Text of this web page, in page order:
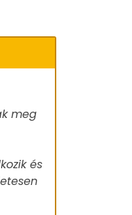
meg
és